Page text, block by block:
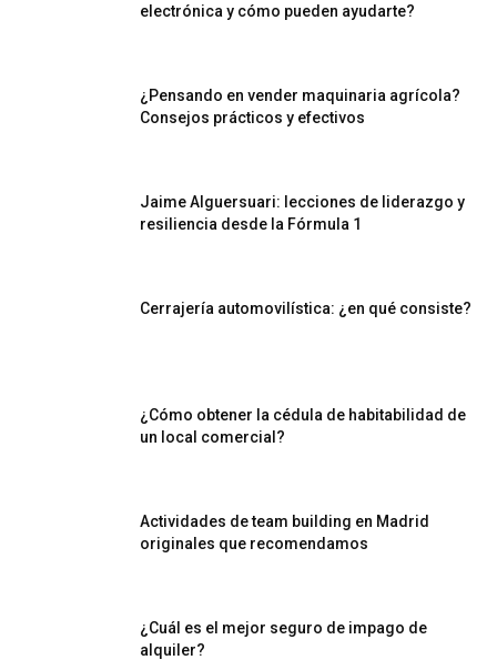
electrónica y cómo pueden ayudarte?
¿Pensando en vender maquinaria agrícola?
Consejos prácticos y efectivos
Jaime Alguersuari: lecciones de liderazgo y
resiliencia desde la Fórmula 1
Cerrajería automovilística: ¿en qué consiste?
¿Cómo obtener la cédula de habitabilidad de
un local comercial?
Actividades de team building en Madrid
originales que recomendamos
¿Cuál es el mejor seguro de impago de
alquiler?